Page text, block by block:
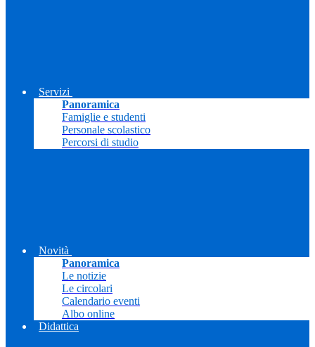
Servizi
Panoramica
Famiglie e studenti
Personale scolastico
Percorsi di studio
Novità
Panoramica
Le notizie
Le circolari
Calendario eventi
Albo online
Didattica